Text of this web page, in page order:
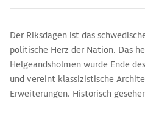
Der Riksdagen ist das
politische Herz der Nation. Das
Helgeandsholmen wurde Ende
und vereint klassizistische
Erweiterungen. Historisch